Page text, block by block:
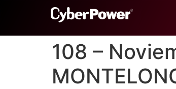
108 –